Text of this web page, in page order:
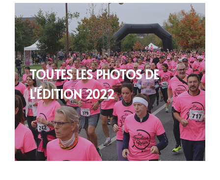
TOUTES LES PHOTOS DE
L'ÉDITION 2022